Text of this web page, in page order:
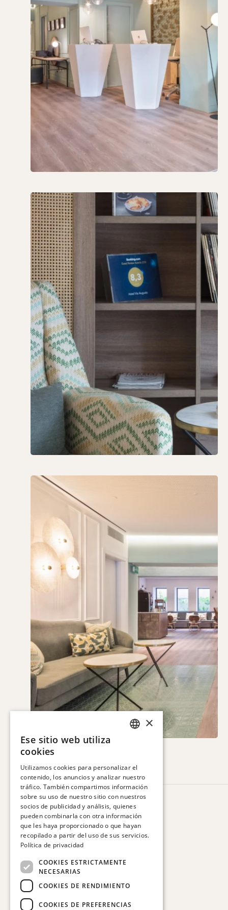
HOTEL VIA AUGUSTA
Via Augusta, 63.
08006 Barcelona. España
T: +34 932 179 250
CATALAN
FRENCH
GERMAN
ITALIAN
×
Ese sitio web utiliza
cookies
Utilizamos cookies para personalizar el
contenido, los anuncios y analizar nuestro
tráfico. También compartimos información
sobre su uso de nuestro sitio con nuestros
socios de publicidad y análisis, quienes
pueden combinarla con otra información
que les haya proporcionado o que hayan
recopilado a partir del uso de sus servicios.
Política de privacidad
COOKIES ESTRICTAMENTE
NECESARIAS
COOKIES DE RENDIMIENTO
COOKIES DE PREFERENCIAS